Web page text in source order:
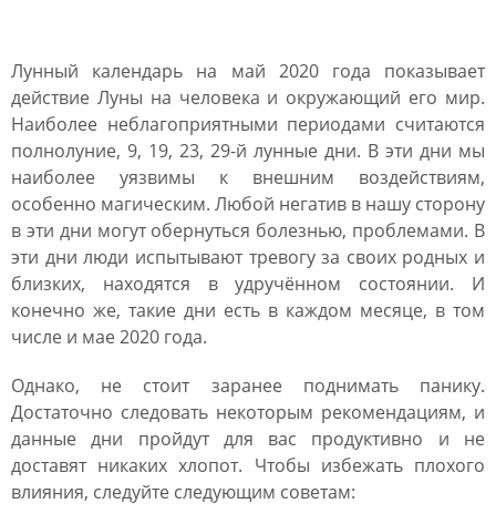
Лунный календарь на май 2020 года показывает
действие Луны на человека и окружающий его мир.
Наиболее неблагоприятными периодами считаются
полнолуние, 9, 19, 23, 29-й лунные дни. В эти дни мы
наиболее уязвимы к внешним воздействиям,
особенно магическим. Любой негатив в нашу сторону
в эти дни могут обернуться болезнью, проблемами. В
эти дни люди испытывают тревогу за своих родных и
близких, находятся в удручённом состоянии. И
конечно же, такие дни есть в каждом месяце, в том
числе и мае 2020 года.
Однако, не стоит заранее поднимать панику.
Достаточно следовать некоторым рекомендациям, и
данные дни пройдут для вас продуктивно и не
доставят никаких хлопот. Чтобы избежать плохого
влияния, следуйте следующим советам: